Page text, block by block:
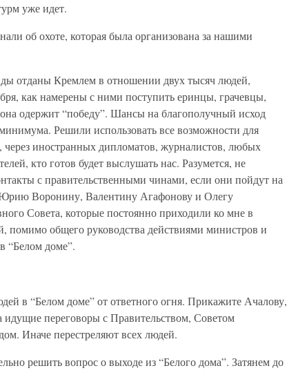
уже идет.
об охоте, которая была организована за нашими
отданы Кремлем в отношении двух тысяч людей,
как намерены с ними поступить еринцы, грачевцы,
одержит “победу”. Шансы на благополучный исход
Решили использовать все возможности для
иностранных дипломатов, журналистов, любых
кто готов будет выслушать нас. Разумется, не
с правительственными чинами, если они пойдут на
Юрию Воронину, Валентину Агафонову и Олегу
Совета, которые постоянно приходили ко мне в
помимо общего руководства действиями министров и
“Белом доме”.
в “Белом доме” от ответного огня. Прикажите Ачалову,
идущие переговоры с Правительством, Советом
Иначе перестреляют всех людей.
решить вопрос о выходе из “Белого дома”. Затянем до